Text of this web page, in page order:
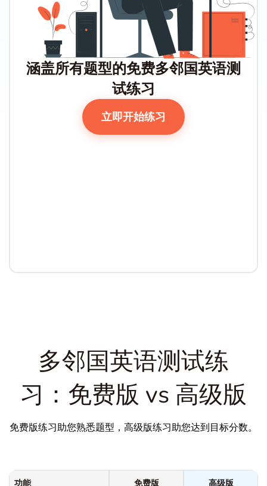
涵盖所有题型的免费多邻国英语测
试练习
立即开始练习
多邻国英语测试练
习：免费版 vs 高级版
免费版练习助您熟悉题型，高级版练习助您达到目标分数。
功能 免费版 高级版